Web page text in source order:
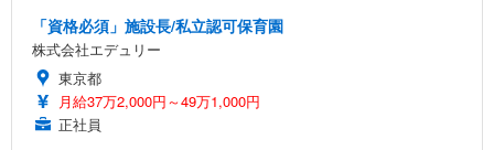
「資格必須」施設長/私立認可保育園
株式会社エデュリー
東京都
月給37万2,000円～49万1,000円
正社員